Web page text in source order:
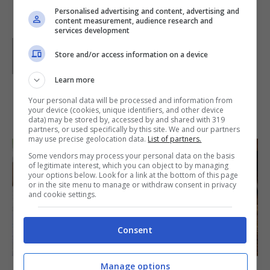
Paoletta è stata collaboratrice di Buttalapasta dal 2008
IN PRIMO PIANO
Personalised advertising and content, advertising and
content measurement, audience research and
services development
Store and/or access information on a device
Learn more
Your personal data will be processed and information from
your device (cookies, unique identifiers, and other device
data) may be stored by, accessed by and shared with 319
partners, or used specifically by this site. We and our partners
may use precise geolocation data. List of partners.
Some vendors may process your personal data on the basis
of legitimate interest, which you can object to by managing
your options below. Look for a link at the bottom of this page
or in the site menu to manage or withdraw consent in privacy
and cookie settings.
Consent
Manage options